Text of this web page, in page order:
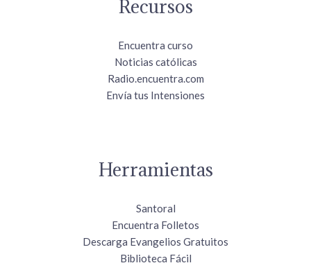
Recursos
Encuentra curso
Noticias católicas
Radio.encuentra.com
Envía tus Intensiones
Herramientas
Santoral
Encuentra Folletos
Descarga Evangelios Gratuitos
Biblioteca Fácil